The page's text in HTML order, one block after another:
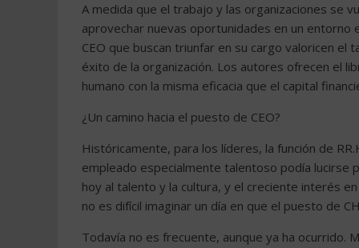
A medida que el trabajo y las organizaciones se
aprovechar nuevas oportunidades en un
CEO que buscan triunfar en su cargo valoricen
éxito de la organización. Los autores ofrecen el
humano con la misma eficacia que el capital
¿Un camino hacia el puesto de CEO?
Históricamente, para los líderes, la función de
empleado especialmente talentoso podía lucirse
hoy al talento y la cultura, y el creciente interés
no es difícil imaginar un día en que el puesto de
Todavía no es frecuente, aunque ya ha ocurrido.